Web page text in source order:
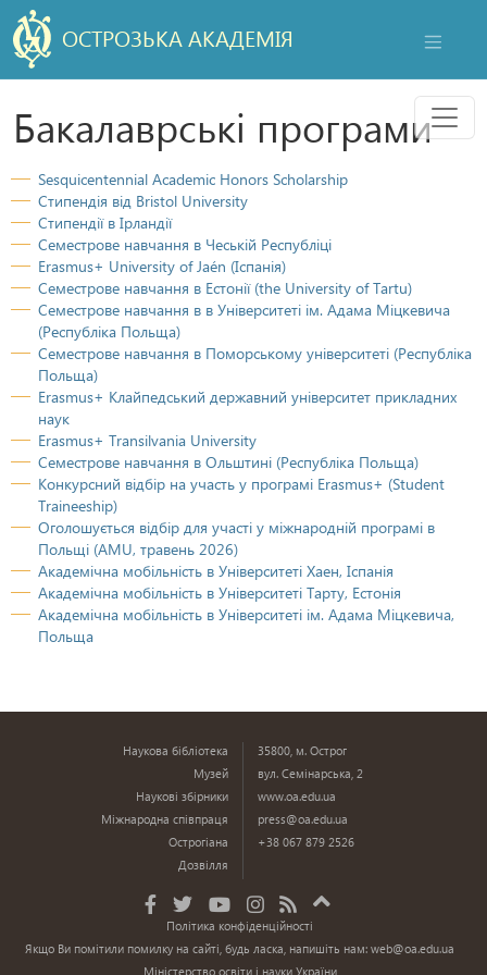
ОСТРОЗЬКА АКАДЕМІЯ
Бакалаврські програмиМеню
Sesquicentennial Academic Honors Scholarship
Стипендія від Bristol University
Стипендії в Ірландії
Семестрове навчання в Чеській Республіці
Erasmus+ University of Jaén (Іспанія)
Семестрове навчання в Естонії (the University of Tartu)
Семестрове навчання в в Університеті ім. Адама Міцкевича
(Республіка Польща)
Семестрове навчання в Поморському університеті (Республіка
Польща)
Erasmus+ Клайпедський державний університет прикладних
наук
Erasmus+ Transilvania University
Семестрове навчання в Ольштині (Республіка Польща)
Конкурсний відбір на участь у програмі Erasmus+ (Student
Traineeship)
Оголошується відбір для участі у міжнародній програмі в
Польщі (AMU, травень 2026)
Академічна мобільність в Університеті Хаен, Іспанія
Академічна мобільність в Університеті Тарту, Естонія
Академічна мобільність в Університеті ім. Адама Міцкевича,
Польща
Наукова бібліотека
Музей
Наукові збірники
Міжнародна співпраця
Острогіана
Дозвілля
35800, м. Острог
вул. Семінарська, 2
www.oa.edu.ua
press@oa.edu.ua
+38 067 879 2526
Політика конфіденційності
Якщо Ви помітили помилку на сайті, будь ласка, напишіть нам:web@oa.edu.ua
Міністерство освіти і науки України